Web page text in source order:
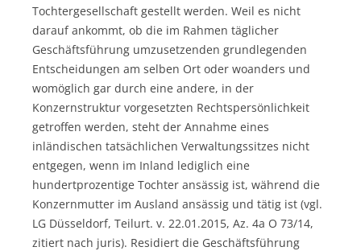
Tochtergesellschaft gestellt werden. Weil es nicht
darauf ankommt, ob die im Rahmen täglicher
Geschäftsführung umzusetzenden grundlegenden
Entscheidungen am selben Ort oder woanders und
womöglich gar durch eine andere, in der
Konzernstruktur vorgesetzten Rechtspersönlichkeit
getroffen werden, steht der Annahme eines
inländischen tatsächlichen Verwaltungssitzes nicht
entgegen, wenn im Inland lediglich eine
hundertprozentige Tochter ansässig ist, während die
Konzernmutter im Ausland ansässig und tätig ist (vgl.
LG Düsseldorf, Teilurt. v. 22.01.2015, Az. 4a O 73/14,
zitiert nach juris). Residiert die Geschäftsführung